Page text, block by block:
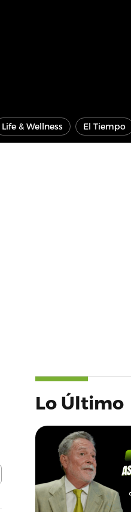
Life & Wellness El Tiempo
Lo Último